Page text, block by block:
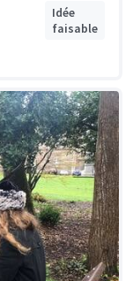
Idée
faisable